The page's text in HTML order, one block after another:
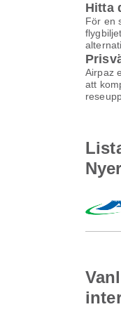
Hitta
För en
Airpaz
att